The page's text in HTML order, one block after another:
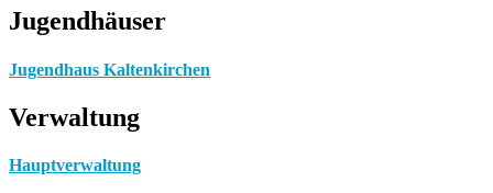
Jugendhäuser
Jugendhaus Kaltenkirchen
Verwaltung
Hauptverwaltung